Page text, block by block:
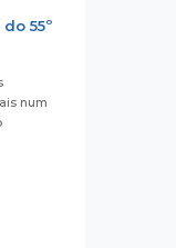
55º
num